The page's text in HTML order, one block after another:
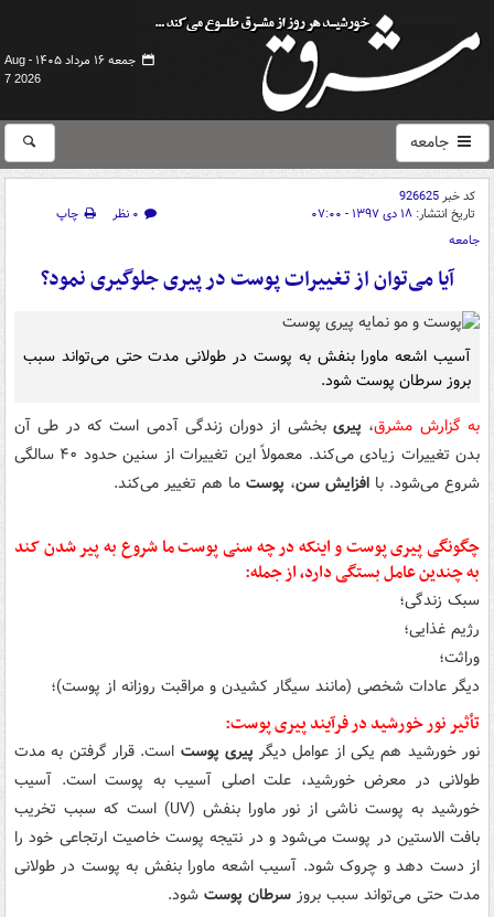
جمعه ۱۶ مرداد ۱۴۰۵ -
Aug
7 2026
جامعه
کد خبر926625
تاریخ انتشار: ۱۸ دی ۱۳۹۷ - ۰۷:۰۰ ۰ نظر
چاپ
جامعه
آیا می‌توان از تغییرات پوست در پیری جلوگیری نمود؟
آسیب اشعه ماورا بنفش به پوست در طولانی مدت حتی می‌تواند سبب
بروز سرطان پوست شود.
به گزارش مشرق، پیریبخشی از دوران زندگی آدمی است که در طی آن
بدن تغییرات زیادی می‌کند. معمولاً این تغییرات از سنین حدود ۴۰ سالگی
شروع می‌شود. با افزایش سن، پوست ما هم تغییر می‌کند.
چگونگی پیری پوست و اینکه در چه سنی پوست ما شروع به پیر شدن کند
به چندین عامل بستگی دارد، از جمله:
سبک زندگی؛
رژیم غذایی؛
وراثت؛
دیگر عادات شخصی (مانند سیگار کشیدن و مراقبت روزانه از پوست)؛
تأثیر نور خورشید در فرآیند پیری پوست:
نور خورشید هم یکی از عوامل دیگر پیری پوست است. قرار گرفتن به مدت
طولانی در معرض خورشید، علت اصلی آسیب به پوست است. آسیب
خورشید به پوست ناشی از نور ماورا بنفش (UV) است که سبب تخریب
بافت الاستین در پوست می‌شود و در نتیجه پوست خاصیت ارتجاعی خود را
از دست دهد و چروک شود. آسیب اشعه ماورا بنفش به پوست در طولانی
مدت حتی می‌تواند سبب بروز سرطان پوست شود.